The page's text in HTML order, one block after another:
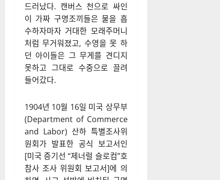
드러났다. 캔버스 천으로 싸인
이 가짜 구명조끼들은 물을 흡
수하자마자 거대한 모래주머니
처럼 무거워졌고, 수영을 못 하
던 아이들은 그 무게를 견디지
못하고 그대로 수중으로 끌려
들어갔다.
1904년 10월 16일 미국 상무부
(Department of Commerce
and Labor) 산하 특별조사위
원회가 발표한 공식 보고서인
[미국 증기선 “제너럴 슬로컴”호
참사 조사 위원회 보고서]에 의